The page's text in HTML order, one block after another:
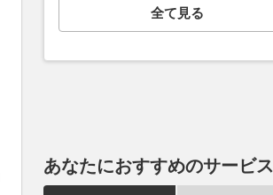
全て見る
あなたにおすすめのサービス